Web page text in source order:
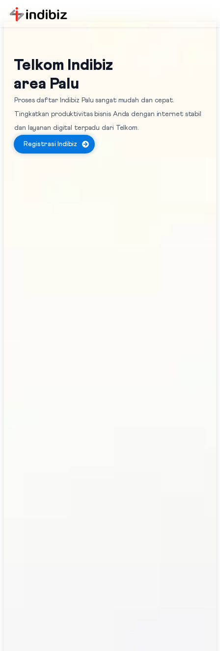
Telkom Indibiz
area Palu
Proses daftar Indibiz Palu sangat mudah dan cepat.
Tingkatkan produktivitas bisnis Anda dengan internet stabil
dan layanan digital terpadu dari Telkom.
Registrasi Indibiz